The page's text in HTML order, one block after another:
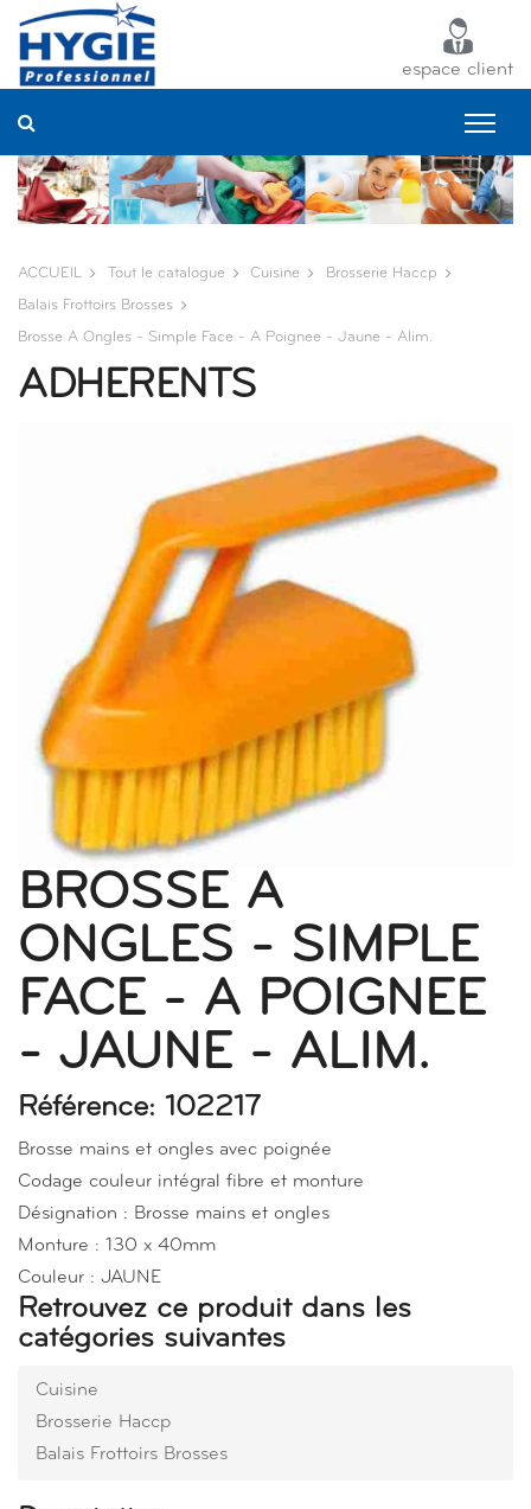
espace client
ACCUEIL Tout le catalogue Cuisine Brosserie Haccp
Balais Frottoirs Brosses
Brosse A Ongles - Simple Face - A Poignee - Jaune - Alim.
ADHERENTS
BROSSE A
ONGLES - SIMPLE
FACE - A POIGNEE
- JAUNE - ALIM.
Référence: 102217
Brosse mains et ongles avec poignée
Codage couleur intégral fibre et monture
Désignation : Brosse mains et ongles
Monture : 130 x 40mm
Couleur : JAUNE
Retrouvez ce produit dans les
catégories suivantes
Cuisine
Brosserie Haccp
Balais Frottoirs Brosses
Panneau de gestion des cookies